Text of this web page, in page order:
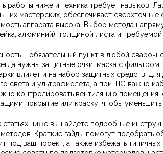
работы ниже и техника требует навыков.
мастерских, обеспечивает сверхточные
аппарата высока. Выбор метода
алюминий), толщиной листа и требуемой
– обязательный пункт в любой
нужны защитные очки, маска с
влияет и на набор защитных средств:
света и ультрафиолета, а при TIG важно
контролировать вентиляцию
покрытие или краску, чтобы
статьях ниже вы найдете подробные
методов. Краткие гайды помогут подобрать
под ваш проект, а также избежать